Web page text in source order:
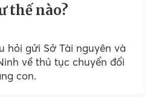
thế nào?
hỏi gửi Sở Tài nguyên và
về thủ tục chuyển đổi
con.